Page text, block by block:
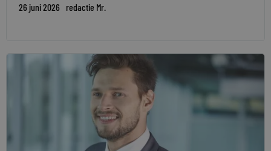
26 juni 2026 redactie Mr.